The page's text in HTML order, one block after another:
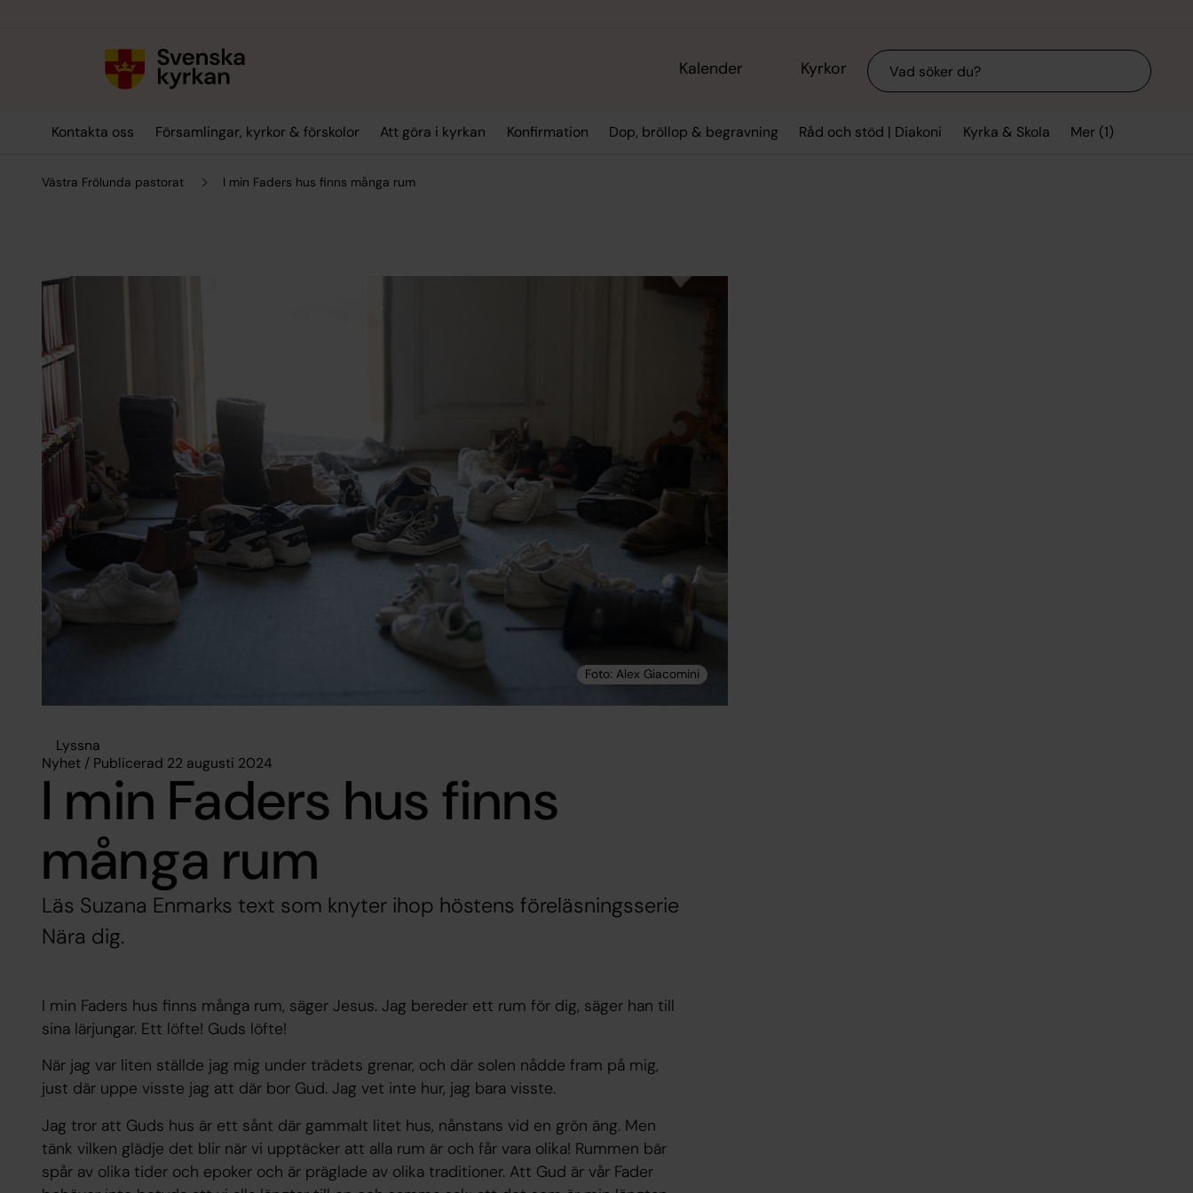
Kalender Kyrkor Sök
Kontakta oss Församlingar, kyrkor & förskolor Att göra i kyrkan Konfirmation Dop, bröllop & begravning Råd och stöd | Diakoni Kyrka & Skola Mer (1)
Västra Frölunda pastorat I min Faders hus finns många rum
Lyssna
Nyhet / Publicerad 22 augusti 2024
I min Faders hus finns
många rum
Läs Suzana Enmarks text som knyter ihop höstens föreläsningsserie
Nära dig.
I min Faders hus finns många rum, säger Jesus. Jag bereder ett rum för dig, säger han till
sina lärjungar. Ett löfte! Guds löfte!
När jag var liten ställde jag mig under trädets grenar, och där solen nådde fram på mig,
just där uppe visste jag att där bor Gud. Jag vet inte hur, jag bara visste.
Jag tror att Guds hus är ett sånt där gammalt litet hus, nånstans vid en grön äng. Men
tänk vilken glädje det blir när vi upptäcker att alla rum är och får vara olika! Rummen bär
spår av olika tider och epoker och är präglade av olika traditioner. Att Gud är vår Fader